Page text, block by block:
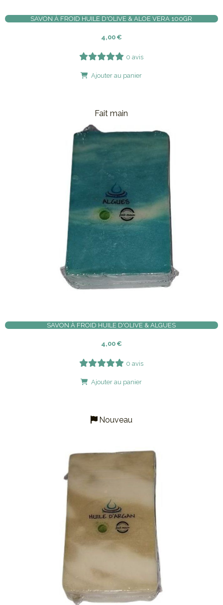
SAVON À FROID HUILE D'OLIVE & ALOE VERA 100GR
4,00€
0 avis
Ajouter au panier
Fait main
SAVON À FROID HUILE D'OLIVE & ALGUES
4,00€
0 avis
Ajouter au panier
Nouveau